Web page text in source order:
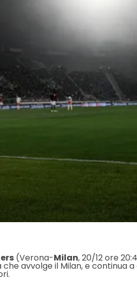
(Verona-Milan, 20/12 ore
avvolge il Milan, e continua